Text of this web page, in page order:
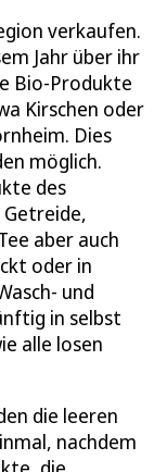
verkaufen.
Jahr über ihr
Bio-Produkte
Kirschen oder
Dies
möglich.
des
aber auch
oder in
und
in selbst
alle losen
die leeren
nachdem